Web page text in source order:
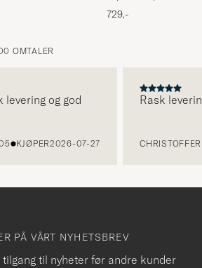
Melange
729,-
OMTALER
levering og god
KJØPER2026-07-27
Rask
PÅ VÅRT NYHETSBREV
til nyheter før andre kunder